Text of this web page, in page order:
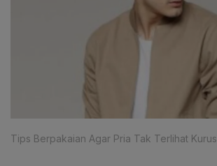
Tips Berpakaian Agar Pria Tak Terlihat Kurus